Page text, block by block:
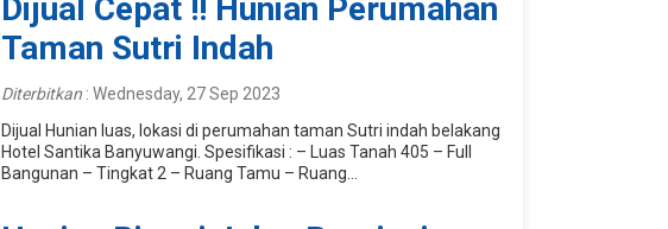
Dijual Cepat !! Hunian Perumahan
Taman Sutri Indah
Diterbitkan :Wednesday, 27 Sep 2023
Dijual Hunian luas, lokasi di perumahan taman Sutri indah belakang
Hotel Santika Banyuwangi. Spesifikasi : – Luas Tanah 405 – Full
Bangunan – Tingkat 2 – Ruang Tamu – Ruang...